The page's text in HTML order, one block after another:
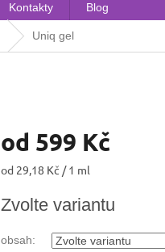
Kontakty Blog
Uniq gel
od 599 Kč
Měrná
od 29,18 Kč / 1 ml
Zvolte variantu
obsah: